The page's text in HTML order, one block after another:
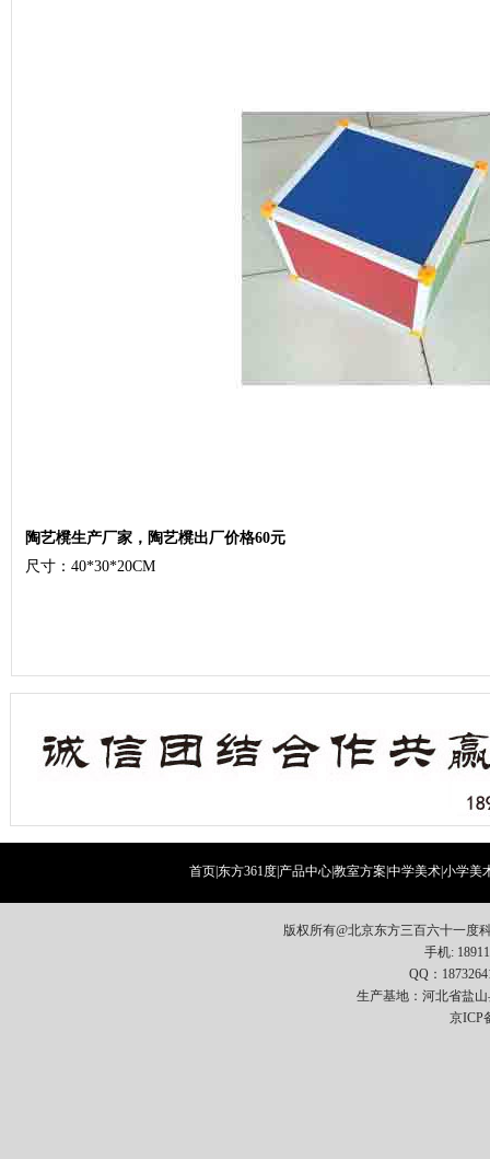
陶艺櫈生产厂家，陶艺櫈出厂价格60元
尺寸：40*30*20CM
首页|东方361度| 产品中心|教室方案 中学美术|小学美
版权所有@北京东方三百六十一度
手机:
QQ：
生产基地：河北省盐
京ICP